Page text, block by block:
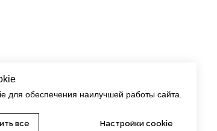
для обеспечения наилучшей работы сайта.
все Настройки cookie